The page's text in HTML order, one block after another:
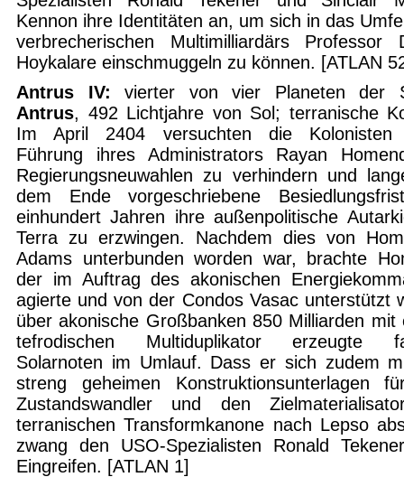
Kennon ihre Identitäten an, um sich in das
verbrecherischen Multimilliardärs Professor
Hoykalare einschmuggeln zu können. [ATLAN
Antrus IV: vierter von vier Planeten der
Antrus, 492 Lichtjahre von Sol; terranische
Im April 2404 versuchten die Kolonisten
Führung ihres Administrators Rayan
Regierungsneuwahlen zu verhindern und
dem Ende vorgeschriebene
einhundert Jahren ihre außenpolitische
Terra zu erzwingen. Nachdem dies von
Adams unterbunden worden war, brachte
der im Auftrag des akonischen
agierte und von der Condos Vasac unterstützt
über akonische Großbanken 850 Milliarden mit
tefrodischen Multiduplikator erzeugte
Solarnoten im Umlauf. Dass er sich zudem
streng geheimen Konstruktionsunterlagen
Zustandswandler und den
terranischen Transformkanone nach Lepso
zwang den USO-Spezialisten Ronald
Eingreifen. [ATLAN 1]